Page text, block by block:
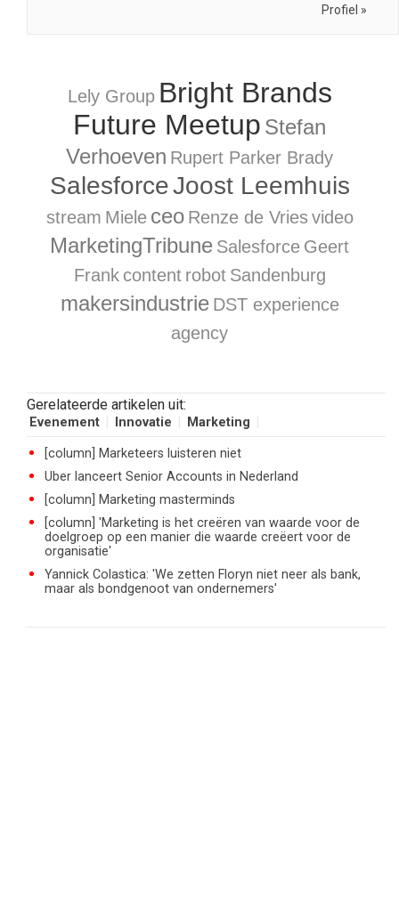
Profiel »
Lely Group Bright Brands
Future Meetup Stefan
Verhoeven Rupert Parker Brady
SalesforceJoost Leemhuis
stream Miele ceo Renze de Vries video
MarketingTribune Salesforce Geert
Frank content robot Sandenburg
makersindustrie DST experience
agency
Gerelateerde artikelen uit:
Evenement Innovatie Marketing
[column] Marketeers luisteren niet
Uber lanceert Senior Accounts in Nederland
[column] Marketing masterminds
[column] 'Marketing is het creëren van waarde voor de
doelgroep op een manier die waarde creëert voor de
organisatie'
Yannick Colastica: 'We zetten Floryn niet neer als bank,
maar als bondgenoot van ondernemers'